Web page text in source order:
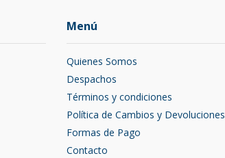
Menú
Quienes Somos
Despachos
Términos y condiciones
Política de Cambios y Devoluciones
Formas de Pago
Contacto